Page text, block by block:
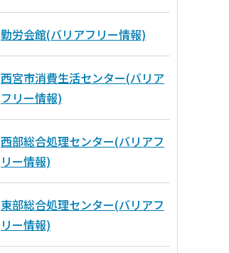
勤労会館(バリアフリー情報)
西宮市消費生活センター(バリア
フリー情報)
西部総合処理センター(バリアフ
リー情報)
東部総合処理センター(バリアフ
リー情報)